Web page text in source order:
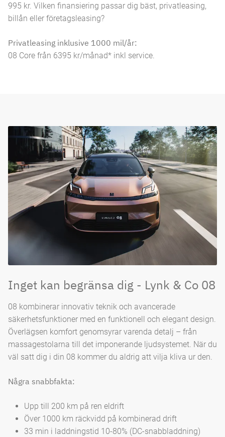
995 kr. Vilken finansiering passar dig bäst, privatleasing,
billån eller företagsleasing?
Privatleasing inklusive 1000 mil/år:
08 Core från 6395 kr/månad* inkl service.
Inget kan begränsa dig - Lynk & Co 08
08 kombinerar innovativ teknik och avancerade
säkerhetsfunktioner med en funktionell och elegant design.
Överlägsen komfort genomsyrar varenda detalj – från
massagestolarna till det imponerande ljudsystemet. När du
väl satt dig i din 08 kommer du aldrig att vilja kliva ur den.
Några snabbfakta:
Upp till 200 km på ren eldrift
Över 1000 km räckvidd på kombinerad drift
33 min i laddningstid 10-80% (DC-snabbladdning)